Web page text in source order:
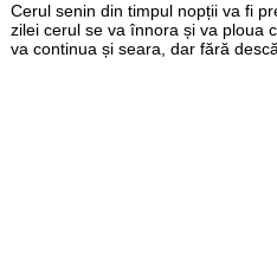
Cerul senin din timpul nopții va fi
zilei cerul se va înnora și va ploua
va continua și seara, dar fără